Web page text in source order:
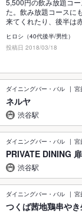
た。飲み放題コースに
来てくれたり、後半は
ヒロシ（40代後半/男性）
投稿日 2018/03/18
ダイニングバー・バル 宮
ネルヤ
渋谷駅
ダイニングバー・バル 宮
PRIVATE DINING
渋谷駅
ダイニングバー・バル 宮
つくば茜地鶏串や